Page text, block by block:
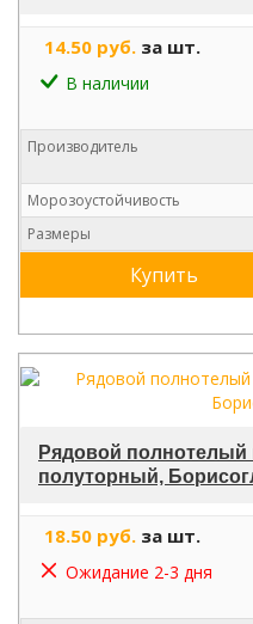
14.50 руб. за шт.
В наличии
Производитель
Морозоустойчивость
Размеры
Купить
Рядовой полнотелый
полуторный,
18.50 руб. за шт.
Ожидание 2-3 дня